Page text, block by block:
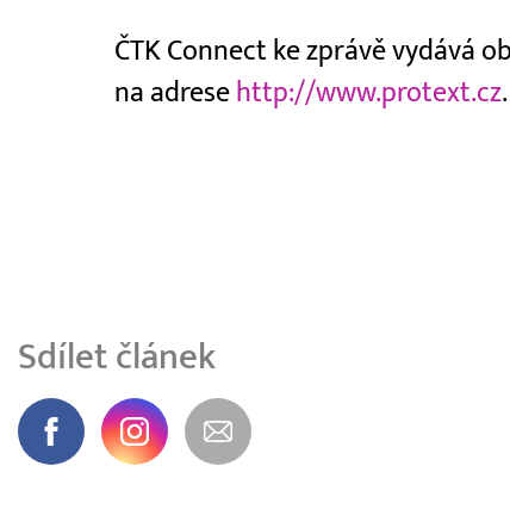
ČTK Connect ke zprávě vydává
na adrese http://www.protext.cz.
Sdílet článek